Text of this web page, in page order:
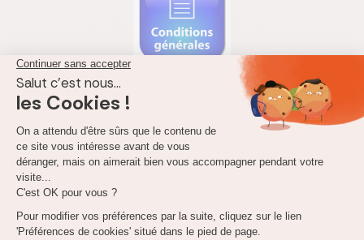
Notre avis sur l'assurance bateau Allianz
L’assurance bateau Allianz dispose de trop peu d’informations
pour établir de la performance réelle des différents contrats.
L’assureur ne propose les conditions générales des différentes
formules nulle part sur son site internet et vous ne pouvez les
trouver qu’ailleurs en ligne, sur des sites indépendants. Le
document en lui-même est très incomplet et ne fait état que
de peu de garanties.